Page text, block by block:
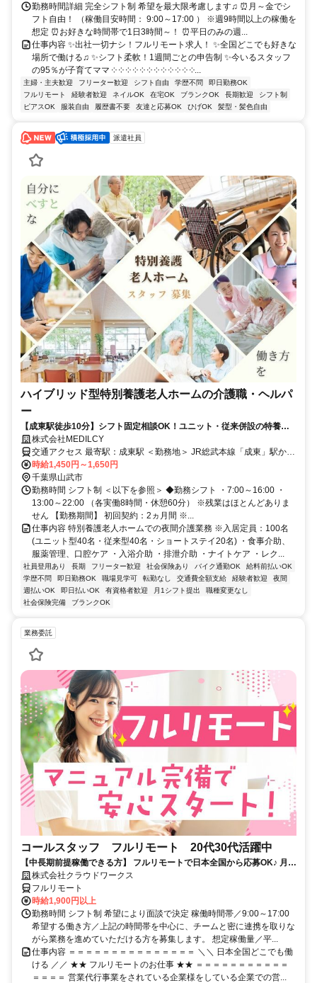
勤務時間詳細 完全シフト制 希望を最大限考慮します♫ ⏰月～金でシ
フト自由！ （稼働目安時間： 9:00～17:00 ） ※週9時間以上の稼働を
想定 ⏰お好きな時間帯で1日3時間～！ ⏰平日のみの週...
仕事内容 ✨出社一切ナシ！フルリモート求人！ ✨全国どこでも好きな
場所で働ける♫ ✨シフト柔軟！1週間ごとの申告制 ✨今いるスタッフ
の95％が子育てママ ༶ ༶ ༶ ༶ ༶ ༶ ༶ ༶ ༶ ༶ ༶ ༶...
主婦・主夫歓迎 フリーター歓迎 シフト自由 学歴不問
即日勤務OK
フルリモート
経験者歓迎 ネイルOK 在宅OK ブランクOK 長期歓迎
シフト制
ピアスOK
服装自由 履歴書不要 友達と応募OK ひげOK 髪型・髪色自由
派遣社員
ハイブリッド型特別養護老人ホームの介護職・ヘルパ
ー
【成東駅徒歩10分】シフト固定相談OK！ユニット・従来併設の特養で
派遣介護士さん募集中！
株式会社MEDILCY
交通アクセス 最寄駅：成東駅 ＜勤務地＞ JR総武本線「成東」駅から
徒歩10分 【車通勤：〇】【バイク通勤：〇】【自転車通勤：〇】 ☆
周辺環境☆ MEGAドン・キホーテ 成東店 カスミ フードマーケット成
東店 サイゼリヤ 成東店 千葉県でお仕事をお探しの方は当社にお任せ
ください！ あなたのご希望を踏まえてご提案いたします！
時給1,450円～1,650円
千葉県山武市
勤務時間 シフト制 ＜以下を参照＞ ◆勤務シフト ・7:00～16:00 ・
13:00～22:00 （各実働8時間・休憩60分） ※残業はほとんどありま
せん 【勤務期間】 初回契約：2ヵ月間 ※...
仕事内容 特別養護老人ホームでの夜間介護業務 ※入居定員：100名
(ユニット型40名・従来型40名・ショートステイ20名) ・食事介助、
服薬管理、口腔ケア ・入浴介助 ・排泄介助 ・ナイトケア ・レク...
社員登用あり 長期 フリーター歓迎 社会保険あり バイク通勤OK
給料前払いOK
学歴不問
即日勤務OK 職場見学可 転勤なし 交通費全額支給 経験者歓迎
夜間
週払いOK
即日払いOK 有資格者歓迎 月1シフト提出
職種変更なし
社会保険完備
ブランクOK
業務委託
コールスタッフ フルリモート 20代30代活躍中
【中長期前提稼働できる方】 フルリモートで日本全国から応募OK♪ 月稼
働80時間で安定収入！
株式会社クラウドワークス
フルリモート
時給1,900円以上
勤務時間 シフト制 希望により面談で決定 稼働時間帯／9:00～17:00
希望する働き方／上記の時間帯を中心に、チームと密に連携を取りな
がら業務を進めていただける方を募集します。 想定稼働量／平...
仕事内容 ＝＝＝＝＝＝＝＝＝＝＝＝＝＝＝ ＼＼ 日本全国どこでも働
ける ／／ ★★ フルリモートのお仕事 ★★ ＝＝＝＝＝＝＝＝＝＝＝
＝＝＝＝ 営業代行事業をされている企業様をしている企業での営...